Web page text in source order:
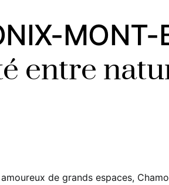
MONT-
entre
de grands espaces,